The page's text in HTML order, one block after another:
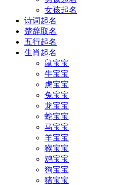
女孩起名
诗词起名
楚辞取名
五行起名
生肖起名
鼠宝宝
牛宝宝
虎宝宝
兔宝宝
龙宝宝
蛇宝宝
马宝宝
羊宝宝
猴宝宝
鸡宝宝
狗宝宝
猪宝宝